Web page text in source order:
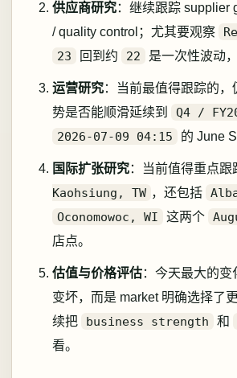
供应商研究：继续跟踪 supplier
/ quality control；尤其要观察
23
回到约 22 是一次性波动
运营研究：当前最值得跟踪的，
势是否能顺滑延续到
Q4 /
2026-07-09 04:15
的 June
国际扩张研究：当前值得重点跟
Kaohsiung, TW ，还包括
Oconomowoc, WI
这两个
店点。
估值与价格评估：今天最大的
变坏，而是 market 明确选择了
续把
business strength 和
看。